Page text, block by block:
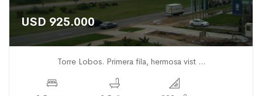
USD 925.000
Torre Lobos. Primera fila, hermosa vist ...